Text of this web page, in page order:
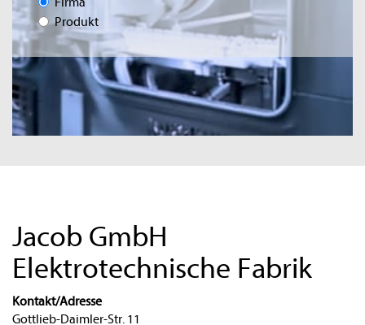
Produkt
Jacob GmbH
Elektrotechnische Fabrik
Kontakt/Adresse
Gottlieb-Daimler-Str. 11